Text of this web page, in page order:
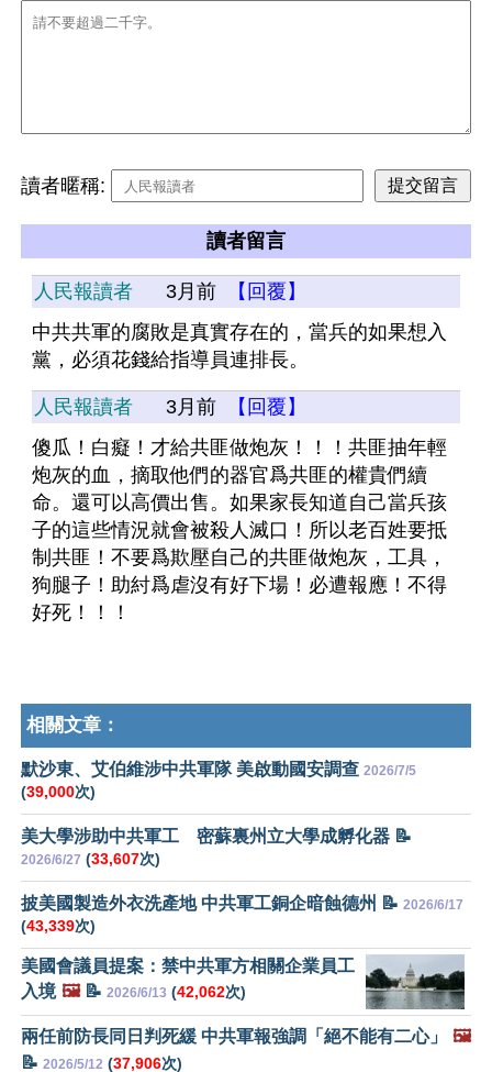
讀者暱稱:
讀者留言
人民報讀者 3月前
【回覆】
中共共軍的腐敗是真實存在的，當兵的如果想入
黨，必須花錢給指導員連排長。
人民報讀者 3月前
【回覆】
傻瓜！白癡！才給共匪做炮灰！！！共匪抽年輕
炮灰的血，摘取他們的器官爲共匪的權貴們續
命。還可以高價出售。如果家長知道自己當兵孩
子的這些情況就會被殺人滅口！所以老百姓要抵
制共匪！不要爲欺壓自己的共匪做炮灰，工具，
狗腿子！助紂爲虐沒有好下場！必遭報應！不得
好死！！！
相關文章：
默沙東、艾伯維涉中共軍隊 美啟動國安調查 2026/7/5
(39,000次)
美大學涉助中共軍工 密蘇裏州立大學成孵化器 📝
2026/6/27 (33,607次)
披美國製造外衣洗產地 中共軍工銅企暗蝕德州 📝 2026/6/17
(43,339次)
美國會議員提案：禁中共軍方相關企業員工
入境 🖼️📝 2026/6/13 (42,062次)
兩任前防長同日判死緩 中共軍報強調「絕不能有二心」
🖼️
📝 2026/5/12 (37,906次)